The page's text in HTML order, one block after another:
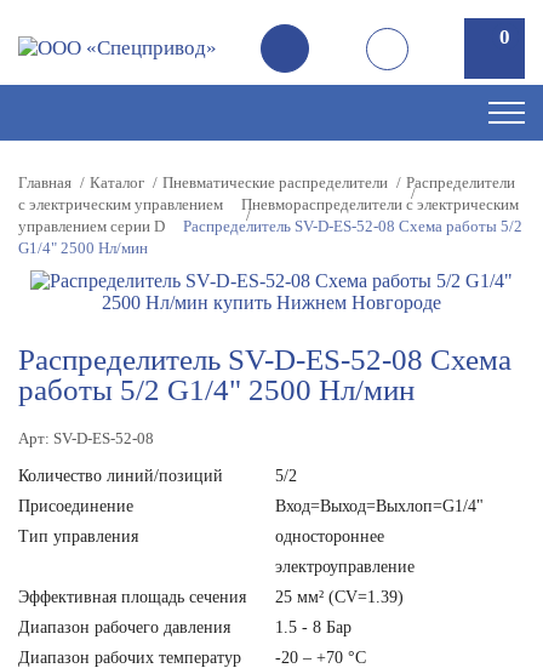
0
0
Главная Каталог Пневматические распределители
Распределители
с электрическим управлением
Пневмораспределители с электрическим
управлением серии D
Распределитель SV-D-ES-52-08 Схема работы 5/2
G1/4" 2500 Нл/мин
Распределитель SV-D-ES-52-08 Схема
работы 5/2 G1/4" 2500 Нл/мин
Арт: SV-D-ES-52-08
Количество линий/позиций
5/2
Присоединение
Вход=Выход=Выхлоп=G1/4"
Тип управления
одностороннее
электроуправление
Эффективная площадь сечения
25 мм² (CV=1.39)
Диапазон рабочего давления
1.5 - 8 Бар
Диапазон рабочих температур
-20 – +70 °С